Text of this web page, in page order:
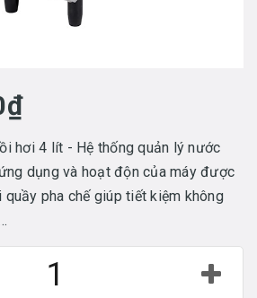
hơi 4 lít - Hệ thống quản lý nước
dụng và hoạt độn của máy được
pha chế giúp tiết kiệm không